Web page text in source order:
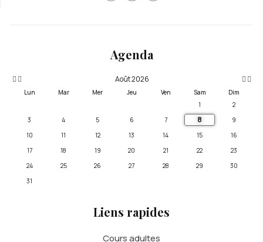
Agenda
Août 2026
Lun Mar Mer Jeu Ven Sam
Dim
1
2
3
4 5 6 7 8
9
10
11 12 13 14 15
16
17
18 19 20 21 22
23
24
25 26 27 28 29
30
31
Liens rapides
Cours adultes